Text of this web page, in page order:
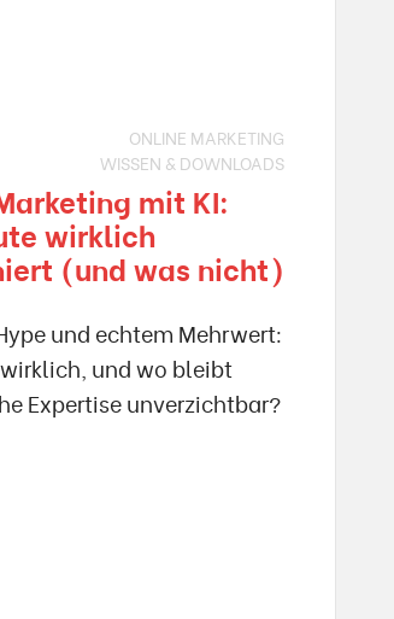
ONLINE MARKETING
WISSEN & DOWNLOADS
mit KI:
wirklich
(und was nicht)
und echtem Mehrwert:
und wo bleibt
Expertise unverzichtbar?